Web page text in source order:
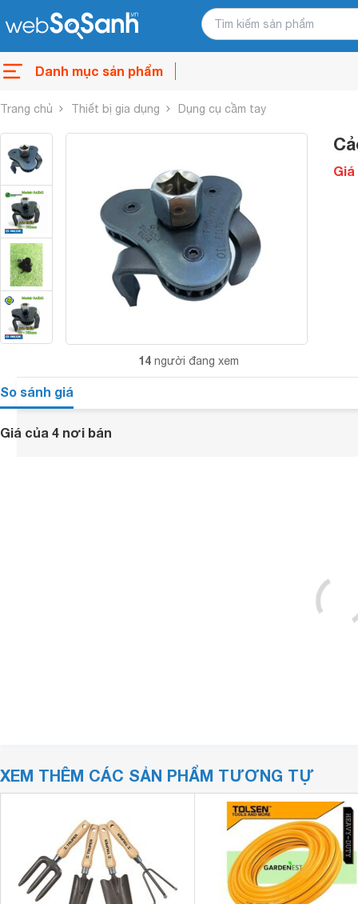
Danh mục sản phẩm
Trang chủ Thiết bị gia dụng Dụng cụ cầm tay
14 người đang xem
So sánh giá
Giá của 4 nơi bán
XEM THÊM CÁC SẢN PHẨM TƯƠNG TỰ